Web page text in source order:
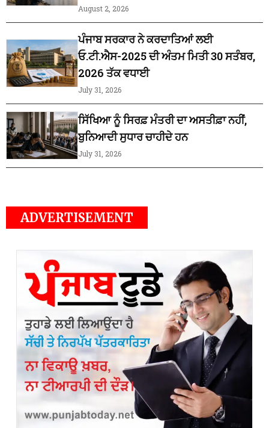
August 2, 2026
ਪੰਜਾਬ ਸਰਕਾਰ ਨੇ ਕਰਦਾਤਿਆਂ ਲਈ
ਓ.ਟੀ.ਐਸ-2025 ਦੀ ਅੰਤਮ ਮਿਤੀ 30 ਸਤੰਬਰ,
2026 ਤੱਕ ਵਧਾਈ
July 31, 2026
ਸਿੱਖਿਆ ਨੂੰ ਸਿਰਫ਼ ਮੰਤਰੀ ਦਾ ਅਸਤੀਫ਼ਾ ਨਹੀਂ,
ਬੁਨਿਆਦੀ ਸੁਧਾਰ ਚਾਹੀਦੇ ਹਨ
July 31, 2026
ADVERTISEMENT